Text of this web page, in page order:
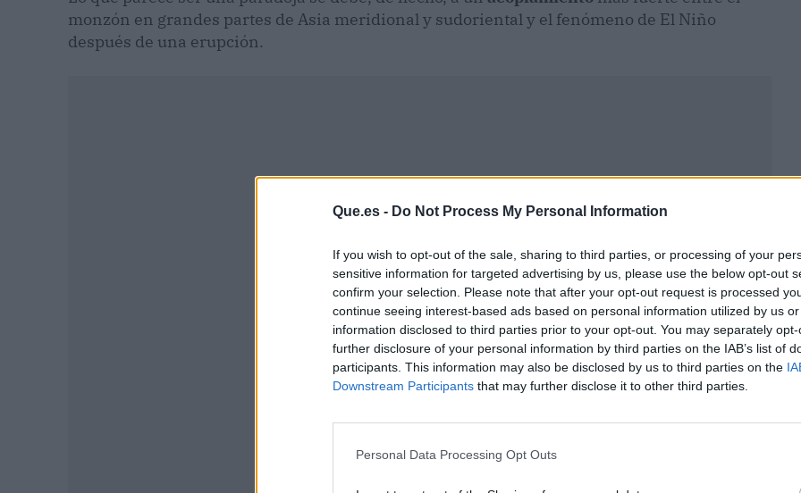
Que.es - Do Not Process My Personal Information
If you wish to opt-out of the sale, sharing to third parties, or processing of your
sensitive information for targeted advertising by us, please use the below opt-out
confirm your selection. Please note that after your opt-out request is processed
continue seeing interest-based ads based on personal information utilized by us
information disclosed to third parties prior to your opt-out. You may separately
further disclosure of your personal information by third parties on the IAB’s list of
participants. This information may also be disclosed by us to third parties on the
Downstream Participants that may further disclose it to other third parties.
Personal Data Processing Opt Outs
monzón en grandes partes de Asia meridional y sudoriental y el fenómeno de El Niño
después de una erupción.
Publicidad